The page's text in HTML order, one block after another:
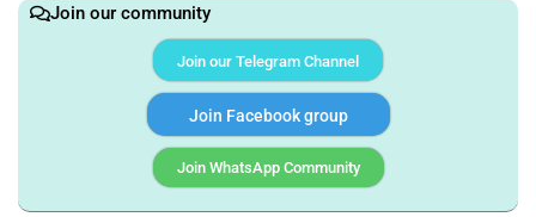
Join our community
Join our Telegram Channel
Join Facebook group
Join WhatsApp Community